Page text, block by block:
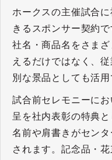
ホークスの主催試合
きるスポンサー契約で
社名・商品名をさま
えるだけではなく、
別な景品としても活用
試合前セレモニーに
呈を社内表彰の特典と
名前や肩書きがセン
されます。記念品・